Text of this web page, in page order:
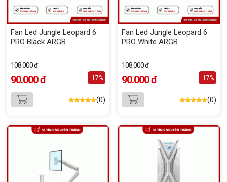
Fan Led Jungle Leopard 6
PRO Black ARGB
108.000 đ
90.000 đ -17%
(0)
Fan Led Jungle Leopard 6
PRO White ARGB
108.000 đ
90.000 đ -17%
(0)